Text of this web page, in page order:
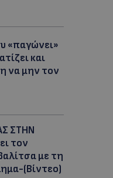
«παγώνει»
και
να μην τον
ΣΤΗΝ
τον
με τη
(Βίντεο)